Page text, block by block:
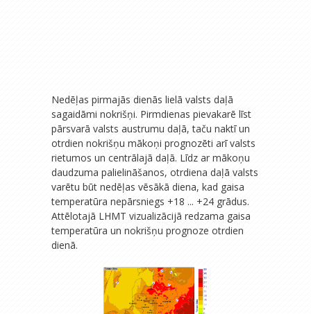
Nedēļas pirmajās dienās lielā valsts daļā
sagaidāmi nokrišņi. Pirmdienas pievakarē līst
pārsvarā valsts austrumu daļā, taču naktī un
otrdien nokrišņu mākoņi prognozēti arī valsts
rietumos un centrālajā daļā. Līdz ar mākoņu
daudzuma palielināšanos, otrdiena daļā valsts
varētu būt nedēļas vēsākā diena, kad gaisa
temperatūra nepārsniegs +18 ... +24 grādus.
Attēlotajā LHMT vizualizācijā redzama gaisa
temperatūra un nokrišņu prognoze otrdien
dienā.